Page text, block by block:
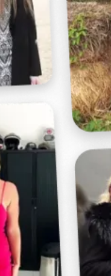
Profitez d'un
Basculer
navigation
VIDÉO
01:00 - 3 258 vues